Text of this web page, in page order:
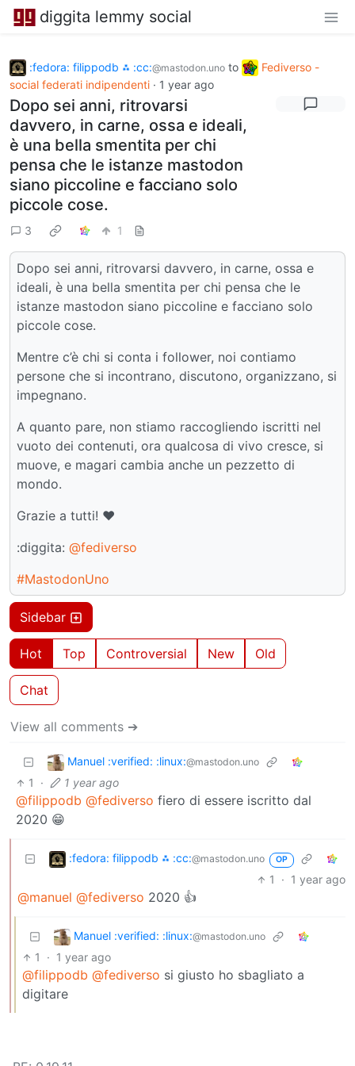
diggita lemmy social
:fedora: filippodb ⁂ :cc:@mastodon.uno to
Fediverso -
social federati indipendenti · 1 year ago
Dopo sei anni, ritrovarsi
davvero, in carne, ossa e ideali,
è una bella smentita per chi
pensa che le istanze mastodon
siano piccoline e facciano solo
piccole cose.
3 1
Dopo sei anni, ritrovarsi davvero, in carne, ossa e
ideali, è una bella smentita per chi pensa che le
istanze mastodon siano piccoline e facciano solo
piccole cose.
Mentre c’è chi si conta i follower, noi contiamo
persone che si incontrano, discutono, organizzano, si
impegnano.
A quanto pare, non stiamo raccogliendo iscritti nel
vuoto dei contenuti, ora qualcosa di vivo cresce, si
muove, e magari cambia anche un pezzetto di
mondo.
Grazie a tutti! ❤️
:diggita: @fediverso
#MastodonUno
Sidebar
Hot Top Controversial New Old
Chat
View all comments ➔
Manuel :verified: :linux:@mastodon.uno
1 · 1 year ago
@filippodb @fediverso fiero di essere iscritto dal
2020 😁
:fedora: filippodb ⁂ :cc:@mastodon.uno OP
1 · 1 year ago
@manuel @fediverso 2020 👍
Manuel :verified: :linux:@mastodon.uno
1 · 1 year ago
@filippodb @fediverso si giusto ho sbagliato a
digitare